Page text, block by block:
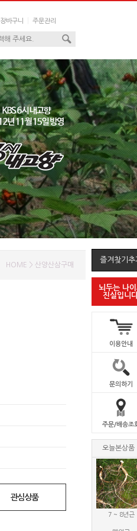
즐겨찾기추
뇌두는 나
진실입니
이용안내
문의하기
주문/배송조
오늘본상품
7 ~ 8년근
장바구니 주문관리
HOME > 산양산삼구매
관심상품